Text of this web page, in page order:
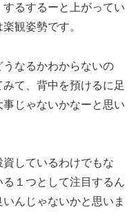
るするーと上がってい
観姿勢です。
なるかわからないの
て、背中を預けるに足
じゃないかなーと思い
しているわけでもな
１つとして注目するん
んじゃないかと思いま